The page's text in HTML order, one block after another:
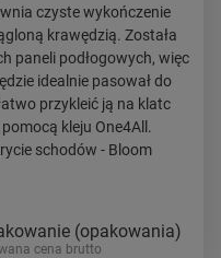
czyste wykończenie
krawędzią. Została
paneli podłogowych, więc
idealnie pasował do
przykleić ją na klatc
kleju One4All.
schodów - Bloom
(opakowania)
cena brutto